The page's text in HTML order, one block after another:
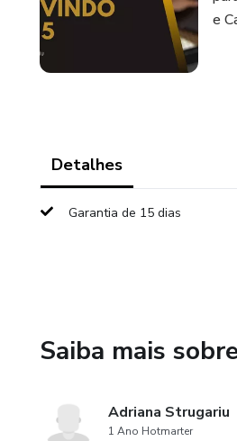
e
Detalhes
Garantia de 15 dias
Saiba mais
Adriana Strugariu
1 Ano Hotmarter